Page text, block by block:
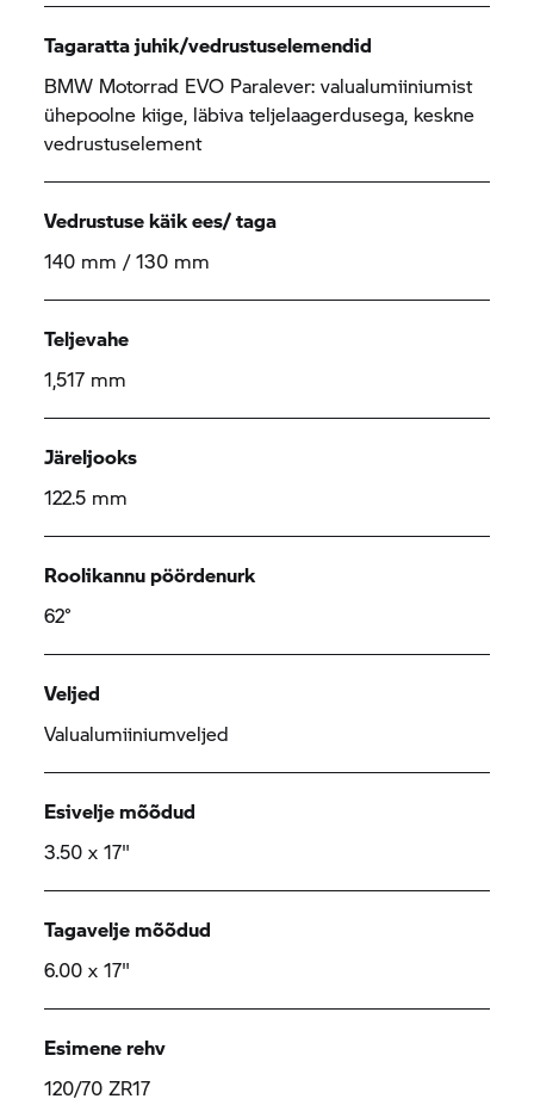
Tagaratta juhik/vedrustuselemendid
BMW Motorrad EVO Paralever: valualumiiniumist
ühepoolne kiige, läbiva teljelaagerdusega, keskne
vedrustuselement
Vedrustuse käik ees/ taga
140 mm / 130 mm
Teljevahe
1,517 mm
Järeljooks
122.5 mm
Roolikannu pöördenurk
62°
Veljed
Valualumiiniumveljed
Esivelje mõõdud
3.50 x 17"
Tagavelje mõõdud
6.00 x 17"
Esimene rehv
120/70 ZR17